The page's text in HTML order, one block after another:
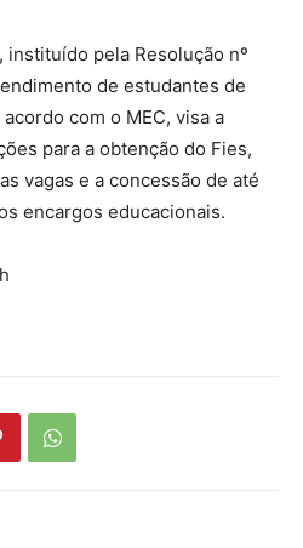
instituído pela Resolução nº
de estudantes de
com o MEC, visa a
para a obtenção do Fies,
vagas e a concessão de até
encargos educacionais.